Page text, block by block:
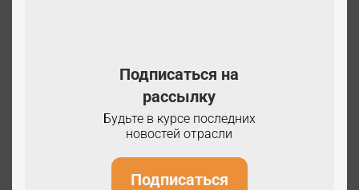
Подписаться на
рассылку
Будьте в курсе последних
новостей отрасли
Подписаться